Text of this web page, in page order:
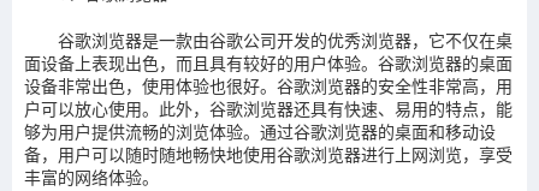
谷歌浏览器是一款由谷歌公司开发的优秀浏览器，它不仅在桌
面设备上表现出色，而且具有较好的用户体验。谷歌浏览器的桌面
设备非常出色，使用体验也很好。谷歌浏览器的安全性非常高，用
户可以放心使用。此外，谷歌浏览器还具有快速、易用的特点，能
够为用户提供流畅的浏览体验。通过谷歌浏览器的桌面和移动设
备，用户可以随时随地畅快地使用谷歌浏览器进行上网浏览，享受
丰富的网络体验。